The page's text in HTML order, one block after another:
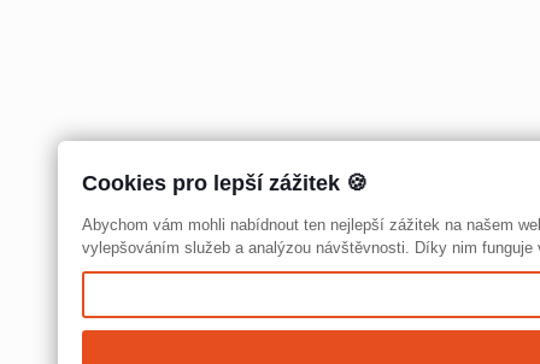
Cookies pro lepší zážitek 🍪
Abychom vám mohli nabídnout ten nejlepší zážitek na našem
vylepšováním služeb a analýzou návštěvnosti. Díky nim